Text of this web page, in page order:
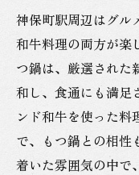
神保町駅周辺はグル
和牛料理の両方が楽
つ鍋は、厳選された
和し、食通にも満足
ンド和牛を使った料
で、もつ鍋との相性
着いた雰囲気の中で